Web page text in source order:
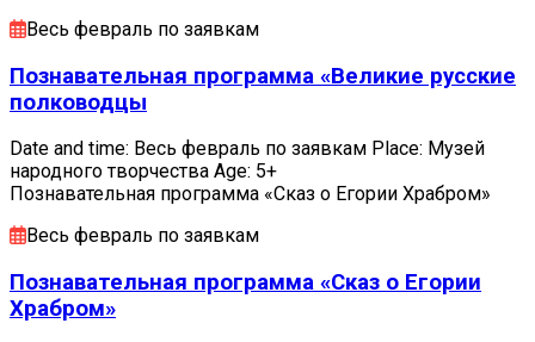
Весь февраль по заявкам
Познавательная программа «Великие русские
полководцы
Date and time: Весь февраль по заявкам Place: Музей
народного творчества Age: 5+
Познавательная программа «Сказ о Егории Храбром»
Весь февраль по заявкам
Познавательная программа «Сказ о Егории
Храбром»